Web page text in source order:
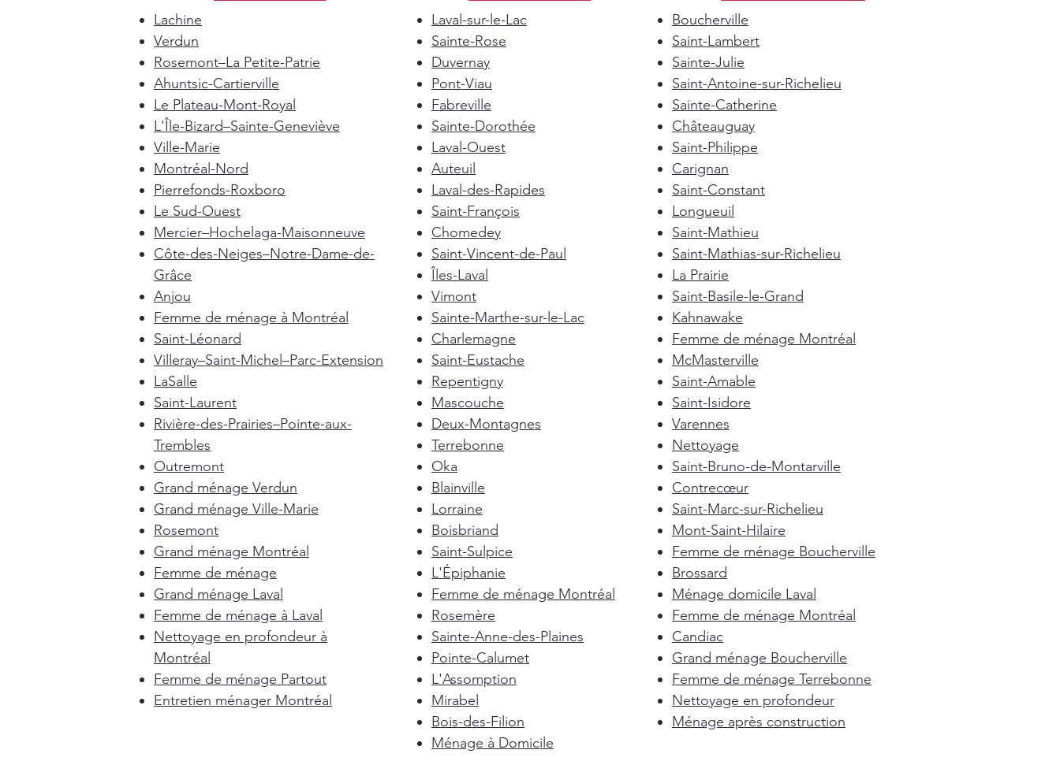
Lachine
Verdun
Rosemont–La Petite-Patrie
Ahuntsic-Cartierville
Le Plateau-Mont-Royal
L'Île-Bizard–Sainte-Geneviève
Ville-Marie
Montréal-Nord
Pierrefonds-Roxboro
Le Sud-Ouest
Mercier–Hochelaga-Maisonneuve
Côte-des-Neiges–Notre-Dame-de-
Grâce
Anjou
Femme de ménage à Montréal
Saint-Léonard
Villeray–Saint-Michel–Parc-Extension
LaSalle
Saint-Laurent
Rivière-des-Prairies–Pointe-aux-
Trembles
Outremont
Grand ménage Verdun
Grand ménage Ville-Marie
Rosemont
Grand ménage Montréal
Femme de ménage
Grand ménage Laval
Femme de ménage à Laval
Nettoyage en profondeur à
Montréal
Femme de ménage Partout
Entretien ménager Montréal
Laval-sur-le-Lac
Sainte-Rose
Duvernay
Pont-Viau
Fabreville
Sainte-Dorothée
Laval-Ouest
Auteuil
Laval-des-Rapides
Saint-François
Chomedey
Saint-Vincent-de-Paul
Îles-Laval
Vimont
Sainte-Marthe-sur-le-Lac
Charlemagne
Saint-Eustache
Repentigny
Mascouche
Deux-Montagnes
Terrebonne
Oka
Blainville
Lorraine
Boisbriand
Saint-Sulpice
L'Épiphanie
Femme de ménage Montréal
Rosemère
Sainte-Anne-des-Plaines
Pointe-Calumet
L'Assomption
Mirabel
Bois-des-Filion
Ménage à Domicile
Boucherville
Saint-Lambert
Sainte-Julie
Saint-Antoine-sur-Richelieu
Sainte-Catherine
Châteauguay
Saint-Philippe
Carignan
Saint-Constant
Longueuil
Saint-Mathieu
Saint-Mathias-sur-Richelieu
La Prairie
Saint-Basile-le-Grand
Kahnawake
Femme de ménage Montréal
McMasterville
Saint-Amable
Saint-Isidore
Varennes
Nettoyage
Saint-Bruno-de-Montarville
Contrecœur
Saint-Marc-sur-Richelieu
Mont-Saint-Hilaire
Femme de ménage Boucherville
Brossard
Ménage domicile Laval
Femme de ménage Montréal
Candiac
Grand ménage Boucherville
Femme de ménage Terrebonne
Nettoyage en profondeur
Ménage après construction